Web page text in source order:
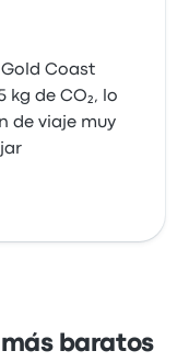
Coast
kg de CO₂, lo
de viaje muy
baratos